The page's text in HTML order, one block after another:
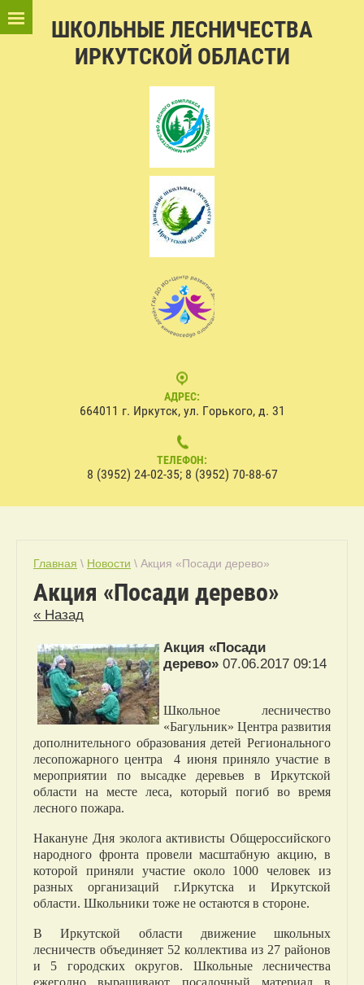
ШКОЛЬНЫЕ ЛЕСНИЧЕСТВА
ИРКУТСКОЙ ОБЛАСТИ
АДРЕС:
664011 г. Иркутск, ул. Горького, д. 31
ТЕЛЕФОН:
8 (3952) 24-02-35; 8 (3952) 70-88-67
Главная \ Новости \ Акция «Посади дерево»
Акция «Посади дерево»
« Назад
Акция «Посади
дерево» 07.06.2017 09:14
Школьное лесничество
«Багульник» Центра развития
дополнительного образования детей Регионального
лесопожарного центра 4 июня приняло участие в
мероприятии по высадке деревьев в Иркутской
области на месте леса, который погиб во время
лесного пожара.
Накануне Дня эколога активисты Общероссийского
народного фронта провели масштабную акцию, в
которой приняли участие около 1000 человек из
разных организаций г.Иркутска и Иркутской
области. Школьники тоже не остаются в стороне.
В Иркутской области движение школьных
лесничеств объединяет 52 коллектива из 27 районов
и 5 городских округов. Школьные лесничества
ежегодно выращивают посадочный материал в